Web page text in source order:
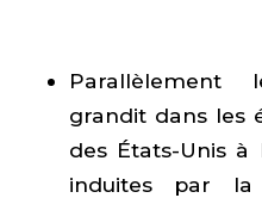
Parallèlement
grandit dans les
des États-Unis à
induites par la